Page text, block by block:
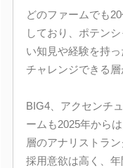
どのファームでも
しており、ポテン
い知見や経験を持
チャレンジできる層
BIG4、アクセンチ
ームも2025年から
層のアナリストラ
採用意欲は高く、